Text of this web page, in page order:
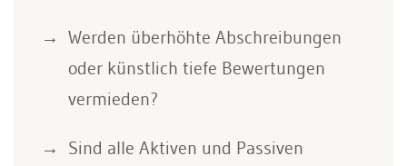
Werden überhöhte Abschreibungen
oder künstlich tiefe Bewertungen
vermieden?
Sind alle Aktiven und Passiven